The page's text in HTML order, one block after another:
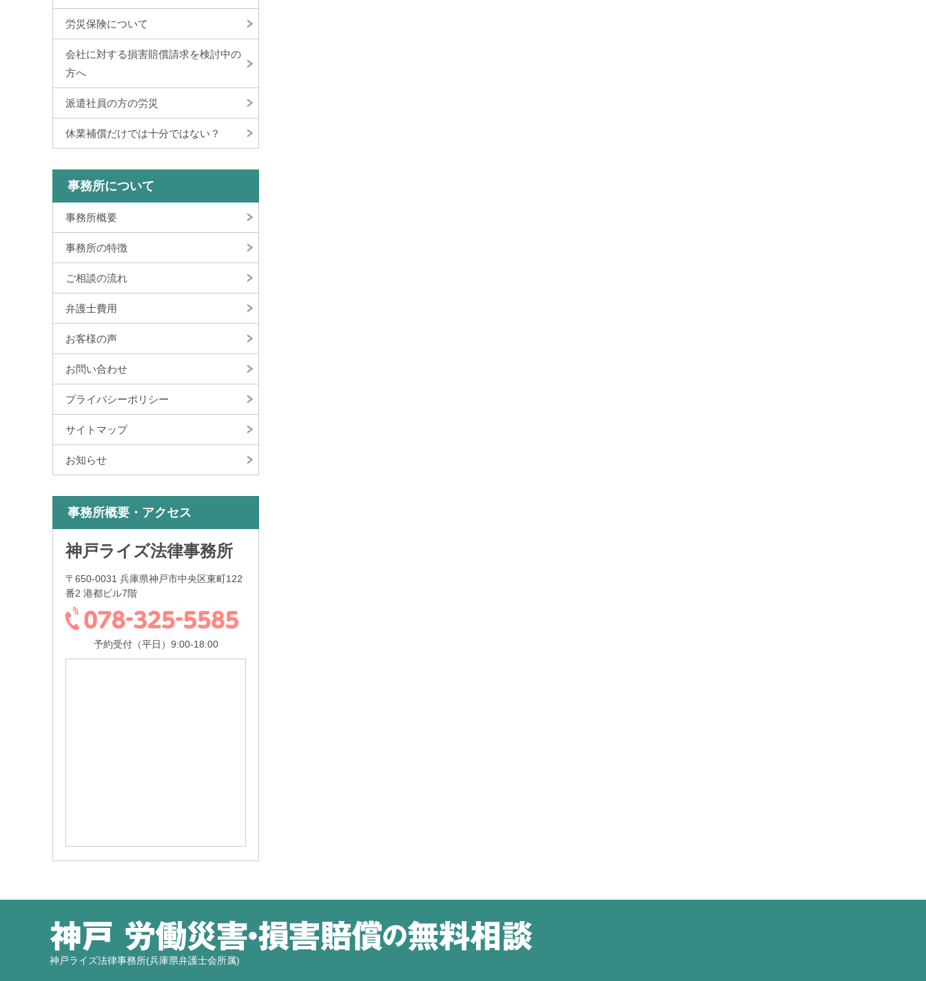
労災保険について
会社に対する損害賠償請求を検討中の
方へ
派遣社員の方の労災
休業補償だけでは十分ではない？
事務所について
事務所概要
事務所の特徴
ご相談の流れ
弁護士費用
お客様の声
お問い合わせ
プライバシーポリシー
サイトマップ
お知らせ
事務所概要・アクセス
神戸ライズ法律事務所
〒650-0031 兵庫県神戸市中央区東町122
番2 港都ビル7階
予約受付（平日）9:00-18:00
神戸ライズ法律事務所(兵庫県弁護士会所属)